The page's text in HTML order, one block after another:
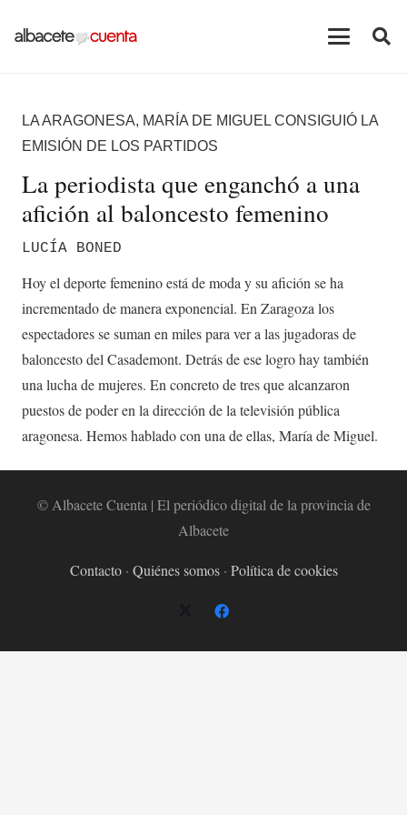
LA ARAGONESA, MARÍA DE MIGUEL CONSIGUIÓ LA
EMISIÓN DE LOS PARTIDOS
La periodista que enganchó a una
afición al baloncesto femenino
LUCÍA BONED
Hoy el deporte femenino está de moda y su afición se ha
incrementado de manera exponencial. En Zaragoza los
espectadores se suman en miles para ver a las jugadoras de
baloncesto del Casademont. Detrás de ese logro hay también
una lucha de mujeres. En concreto de tres que alcanzaron
puestos de poder en la dirección de la televisión pública
aragonesa. Hemos hablado con una de ellas, María de Miguel.
© Albacete Cuenta | El periódico digital de la provincia de
Albacete
Contacto· Quiénes somos· Política de cookies